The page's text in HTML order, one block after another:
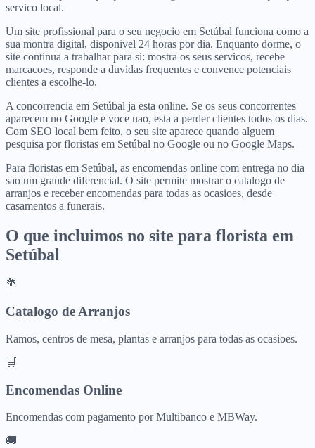
servico local.
Um site profissional para o seu negocio em Setúbal funciona como a
sua montra digital, disponivel 24 horas por dia. Enquanto dorme, o
site continua a trabalhar para si: mostra os seus servicos, recebe
marcacoes, responde a duvidas frequentes e convence potenciais
clientes a escolhe-lo.
A concorrencia em Setúbal ja esta online. Se os seus concorrentes
aparecem no Google e voce nao, esta a perder clientes todos os dias.
Com SEO local bem feito, o seu site aparece quando alguem
pesquisa por floristas em Setúbal no Google ou no Google Maps.
Para floristas em Setúbal, as encomendas online com entrega no dia
sao um grande diferencial. O site permite mostrar o catalogo de
arranjos e receber encomendas para todas as ocasioes, desde
casamentos a funerais.
O que incluimos no site para florista em
Setúbal
💐
Catalogo de Arranjos
Ramos, centros de mesa, plantas e arranjos para todas as ocasioes.
🛒
Encomendas Online
Encomendas com pagamento por Multibanco e MBWay.
🚚